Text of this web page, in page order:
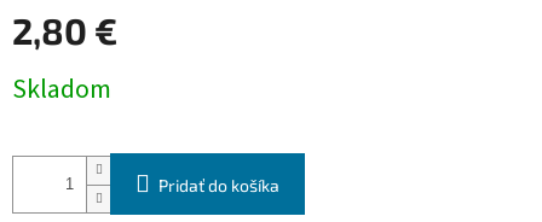
2,80 €
cena:
Skladom
Pridať do košíka